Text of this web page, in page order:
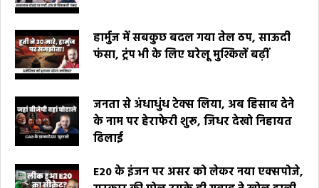
हार्मुज में सबकुछ बदल गया तेल ठप, साऊदी
फंसा, ट्रंप भी के लिए घरेलू मुश्किलें बढ़ीं
जनता से अंधाधुंध टेक्स लिया, अब हिसाब देने
के नाम पर हेराफेरी शुरू, जिधर देखो निहायत
ढिलाई
E20 के इंजन पर असर को लेकर नया एक्सपोजे,